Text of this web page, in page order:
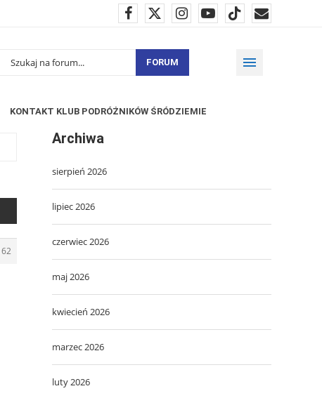
FORUM
KONTAKT KLUB PODRÓŻNIKÓW ŚRÓDZIEMIE
Archiwa
sierpień 2026
lipiec 2026
czerwiec 2026
maj 2026
kwiecień 2026
marzec 2026
luty 2026